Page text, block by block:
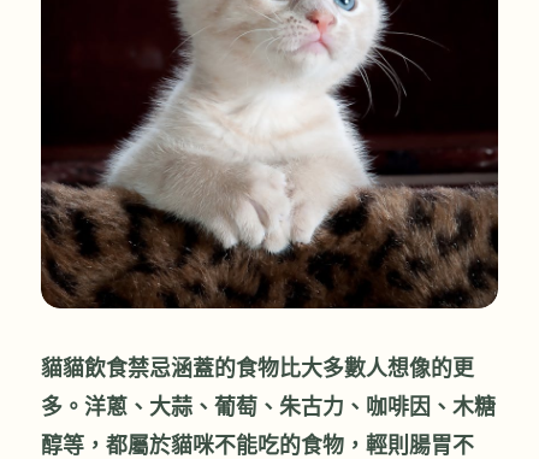
貓貓飲食禁忌涵蓋的食物比大多數人想像的更
多。洋蔥、大蒜、葡萄、朱古力、咖啡因、木糖
醇等，都屬於貓咪不能吃的食物，輕則腸胃不